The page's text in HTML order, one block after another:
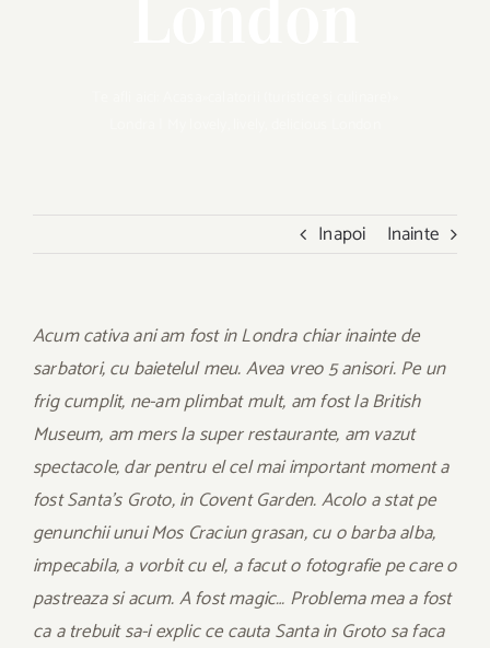
Inapoi Inainte
Acum cativa ani am fost in Londra chiar inainte de
sarbatori, cu baietelul meu. Avea vreo 5 anisori. Pe un
frig cumplit, ne-am plimbat mult, am fost la British
Museum, am mers la super restaurante, am vazut
spectacole, dar pentru el cel mai important moment a
fost Santa’s Groto, in Covent Garden. Acolo a stat pe
genunchii unui Mos Craciun grasan, cu o barba alba,
impecabila, a vorbit cu el, a facut o fotografie pe care o
pastreaza si acum. A fost magic… Problema mea a fost
ca a trebuit sa-i explic ce cauta Santa in Groto sa faca